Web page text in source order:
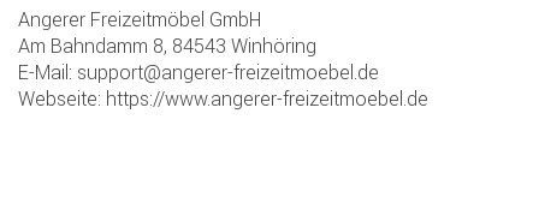
Angerer Freizeitmöbel GmbH
Am Bahndamm 8, 84543 Winhöring
E-Mail: support@angerer-freizeitmoebel.de
Webseite: https://www.angerer-freizeitmoebel.de